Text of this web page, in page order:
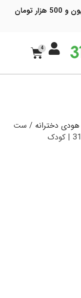
4
دخترانه / ست